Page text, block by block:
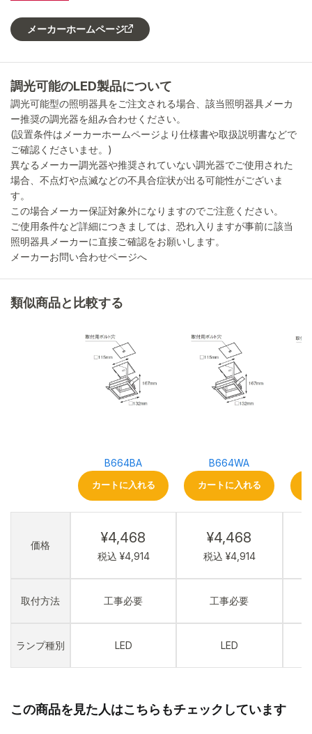
メーカーホームページ
調光可能のLED製品について
調光可能型の照明器具をご注文される場合、該当照明器具メーカ
ー推奨の調光器を組み合わせください。
(設置条件はメーカーホームページより仕様書や取扱説明書などで
ご確認くださいませ。)
異なるメーカー調光器や推奨されていない調光器でご使用された
場合、不点灯や点滅などの不具合症状が出る可能性がございま
す。
この場合メーカー保証対象外になりますのでご注意ください。
ご使用条件など詳細につきましては、恐れ入りますが事前に該当
照明器具メーカーに直接ご確認をお願いします。
メーカーお問い合わせページへ
類似商品と比較する
価格
取付方法
ランプ種別
B664BA
カートに入れる
¥4,468
税込 ¥4,914
工事必要
LED
B664WA
カートに入れる
¥4,468
税込 ¥4,914
工事必要
LED
この商品を見た人はこちらもチェックしています